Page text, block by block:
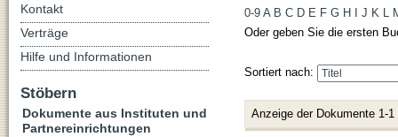
0-9 A B C D E F G H J K L
Oder geben Sie die ersten
Sortiert nach:
Anzeige der Dokumente 1-1
Kontakt
Verträge
Hilfe und Informationen
Stöbern
Dokumente aus Instituten und
Partnereinrichtungen